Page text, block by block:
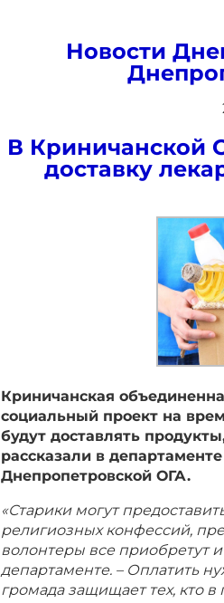
Новости
В Криничанской
доставку
Криничанская
социальный проект на
будут доставлять
рассказали в
Днепропетровской ОГА.
«Старики могут
религиозных конфессий,
волонтеры все приобретут
департаменте. – Оплатить
громадазащищает тех, кто в